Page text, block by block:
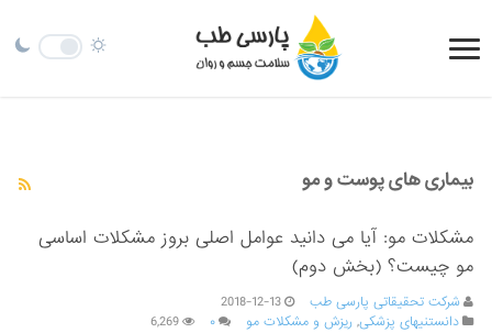
بیماری های پوست و مو
مشکلات مو: آیا می دانید عوامل اصلی بروز مشکلات اساسی
مو چیست؟ (بخش دوم)
شرکت تحقیقاتی پارسی طب
2018-12-13
دانستنیهای پزشکی,ریزش و مشکلات مو ۰ 6,269